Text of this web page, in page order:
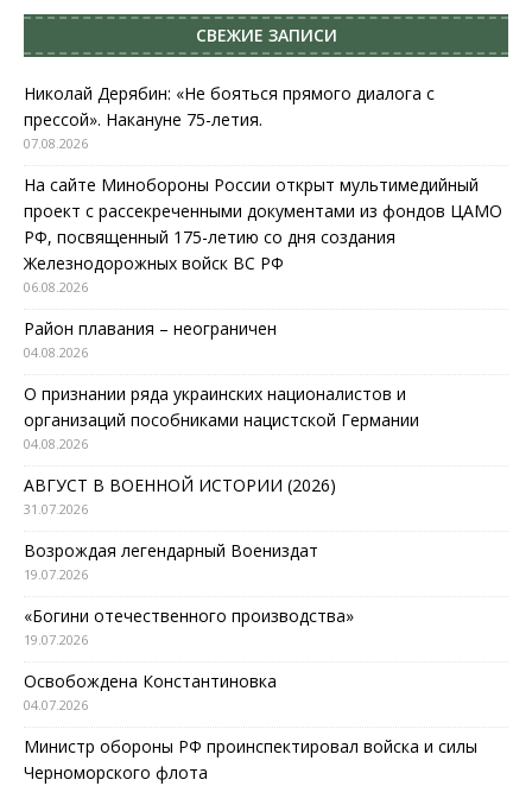
СВЕЖИЕ ЗАПИСИ
Николай Дерябин: «Не бояться прямого диалога с
прессой». Накануне 75-летия.
07.08.2026
На сайте Минобороны России открыт мультимедийный
проект с рассекреченными документами из фондов ЦАМО
РФ, посвященный 175-летию со дня создания
Железнодорожных войск ВС РФ
06.08.2026
Район плавания – неограничен
04.08.2026
О признании ряда украинских националистов и
организаций пособниками нацистской Германии
04.08.2026
АВГУСТ В ВОЕННОЙ ИСТОРИИ (2026)
31.07.2026
Возрождая легендарный Воениздат
19.07.2026
«Богини отечественного производства»
19.07.2026
Освобождена Константиновка
04.07.2026
Министр обороны РФ проинспектировал войска и силы
Черноморского флота